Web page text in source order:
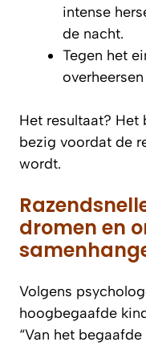
intense
de nacht.
Tegen het
Het resultaat?
bezig voordat de
wordt.
dromen en
Volgens
hoogbegaafde
“Van het